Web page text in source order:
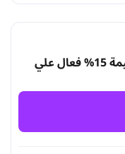
اقوى كود خصم كارديال السعودية بقيمة 15% فعال علي